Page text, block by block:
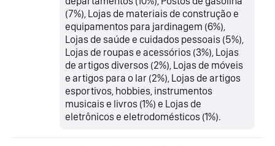
(7%), Lojas de materiais de construção e
equipamentos para jardinagem (6%),
Lojas de saúde e cuidados pessoais (5%),
Lojas de roupas e acessórios (3%), Lojas
de artigos diversos (2%), Lojas de móveis
e artigos para o lar (2%), Lojas de artigos
esportivos, hobbies, instrumentos
musicais e livros (1%) e Lojas de
eletrônicos e eletrodomésticos (1%).